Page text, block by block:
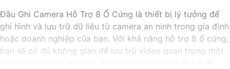
Đầu Ghi Camera Hỗ Trợ 8 Ổ Cứng là thiết bị lý tưởng để
ghi hình và lưu trữ dữ liệu từ camera an ninh trong gia đình
hoặc doanh nghiệp của bạn. Với khả năng hỗ trợ 8 ổ cứng,
bạn sẽ có đủ không gian để lưu trữ video quan trọng một